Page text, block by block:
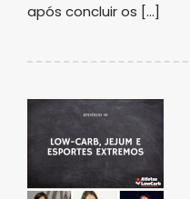
após concluir os […]